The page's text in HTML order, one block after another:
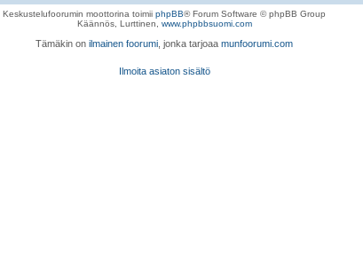
Keskustelufoorumin moottorina toimii phpBB® Forum Software © phpBB Group
Käännös, Lurttinen, www.phpbbsuomi.com
Tämäkin on ilmainen foorumi , jonka tarjoaa munfoorumi.com
Ilmoita asiaton sisältö